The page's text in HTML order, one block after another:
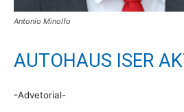
Antonio Minolfo
AUTOHAUS ISER
-Advetorial-